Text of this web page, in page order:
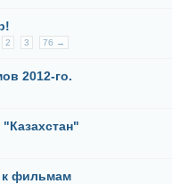
в
чё в кс больше не зовёшь
2 3 76 →
2012-го.
"Казахстан"
фильмам